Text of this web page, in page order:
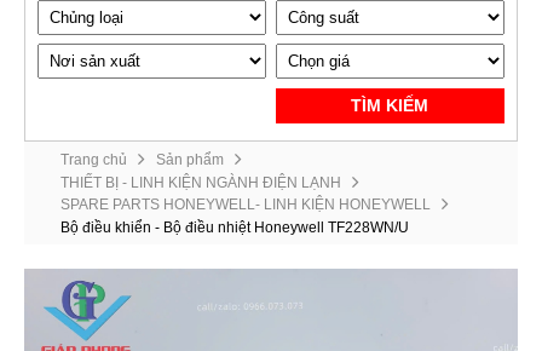
TÌM KIẾM
Trang chủ
Sản phẩm
THIẾT BỊ - LINH KIỆN NGÀNH ĐIỆN LẠNH
SPARE PARTS HONEYWELL- LINH KIỆN HONEYWELL
Bộ điều khiển - Bộ điều nhiệt Honeywell TF228WN/U